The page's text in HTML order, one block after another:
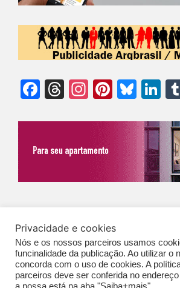
Facebook
Threads
Instagram
Expediente|Contato|Newsletter
GERAIS DE PUBLICAÇÃO
Privacidade e cookies
Nós e os nossos parceiros usamos
funcinalidade da publicação. Ao utilizar o
concorda com o uso de cookies. A
parceiros deve ser conferida no